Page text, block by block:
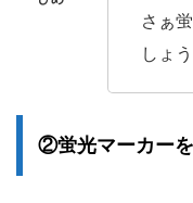
さぁ
しょう
②蛍光マーカー